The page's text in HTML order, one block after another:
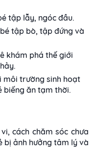
tập lẫy, ngóc đầu.
tập bò, tập đứng và
khám phá thế giới
môi trường sinh hoạt
biếng ăn tạm thời.
cách chăm sóc chưa
bị ảnh hưởng tâm lý và